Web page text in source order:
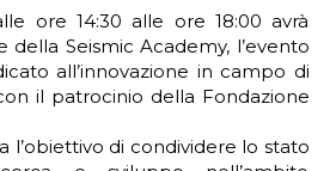
ore 14:30 alle ore 18:00 avrà
della Seismic Academy, l’evento
all’innovazione in campo di
il patrocinio della Fondazione
l’obiettivo di condividere lo stato